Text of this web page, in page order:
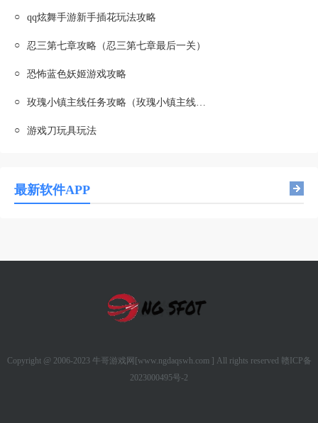
○ qq炫舞手游新手插花玩法攻略
○ 忍三第七章攻略（忍三第七章最后一关）
○ 恐怖蓝色妖姬游戏攻略
○ 玫瑰小镇主线任务攻略（玫瑰小镇主线任务坑爹）
○ 游戏刀玩具玩法
最新软件APP
Copyright @ 2006-2023 牛哥游戏网[www.ngdaqswh.com ] All rights reserved 赣ICP备
2023000495号-2